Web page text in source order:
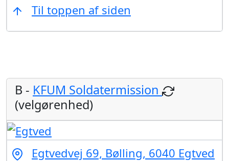
Til toppen af siden
B - KFUM Soldatermission
(velgørenhed)
Egtvedvej 69, Bølling, 6040 Egtved